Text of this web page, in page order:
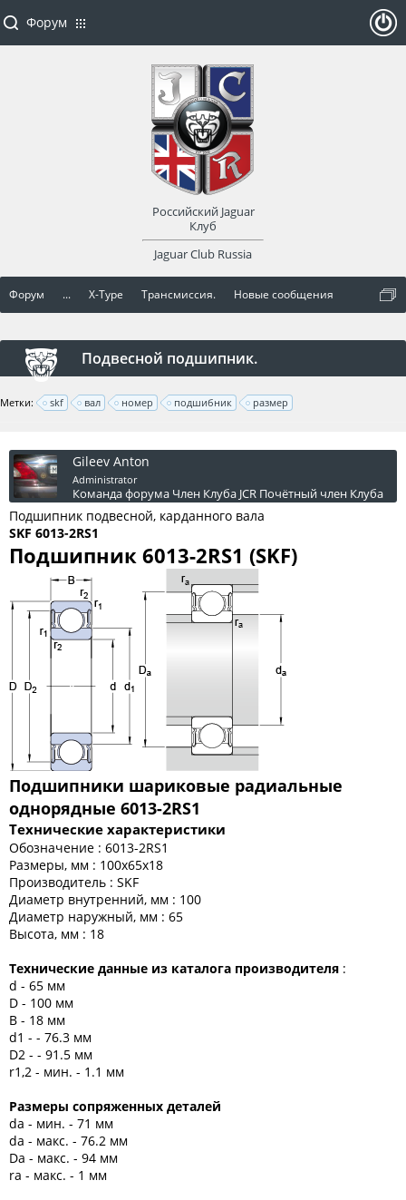
Форум ... X-Type Трансмиссия. Новые сообщения
Подвесной подшипник.
Метки: skf вал номер подшибник размер
Gileev Anton
Administrator
Команда форума Член Клуба JCR Почётный член Клуба
Подшипник подвесной, карданного вала
SKF 6013-2RS1
Подшипник 6013-2RS1 (SKF)
Подшипники шариковые радиальные
однорядные 6013-2RS1
Технические характеристики
Обозначение : 6013-2RS1
Размеры, мм : 100x65x18
Производитель : SKF
Диаметр внутренний, мм : 100
Диаметр наружный, мм : 65
Высота, мм : 18
Технические данные из каталога производителя :
d - 65 мм
D - 100 мм
B - 18 мм
d1 - - 76.3 мм
D2 - - 91.5 мм
r1,2 - мин. - 1.1 мм
Размеры сопряженных деталей
da - мин. - 71 мм
da - макс. - 76.2 мм
Da - макс. - 94 мм
ra - макс. - 1 мм
Форум
Российский Jaguar
Клуб
Jaguar Club Russia
оват